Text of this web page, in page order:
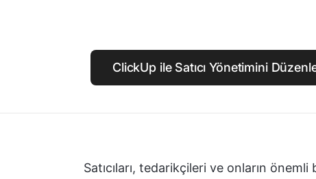
ClickUp ile Satıcı Yönetimini
Satıcıları, tedarikçileri ve onların